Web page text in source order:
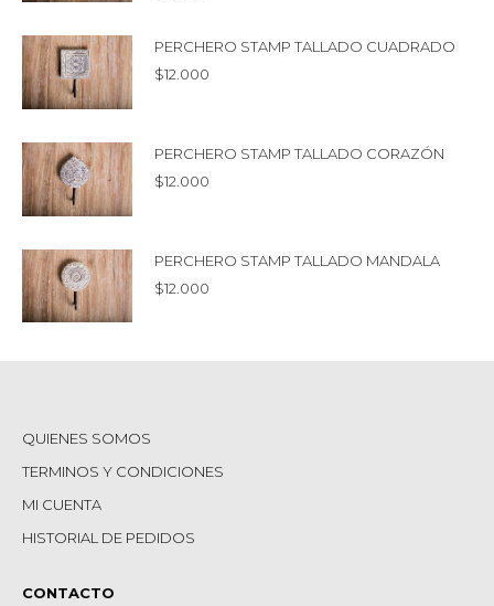
PERCHERO STAMP TALLADO CUADRADO
$12.000
PERCHERO STAMP TALLADO CORAZÓN
$12.000
PERCHERO STAMP TALLADO MANDALA
$12.000
QUIENES SOMOS
TERMINOS Y CONDICIONES
MI CUENTA
HISTORIAL DE PEDIDOS
CONTACTO